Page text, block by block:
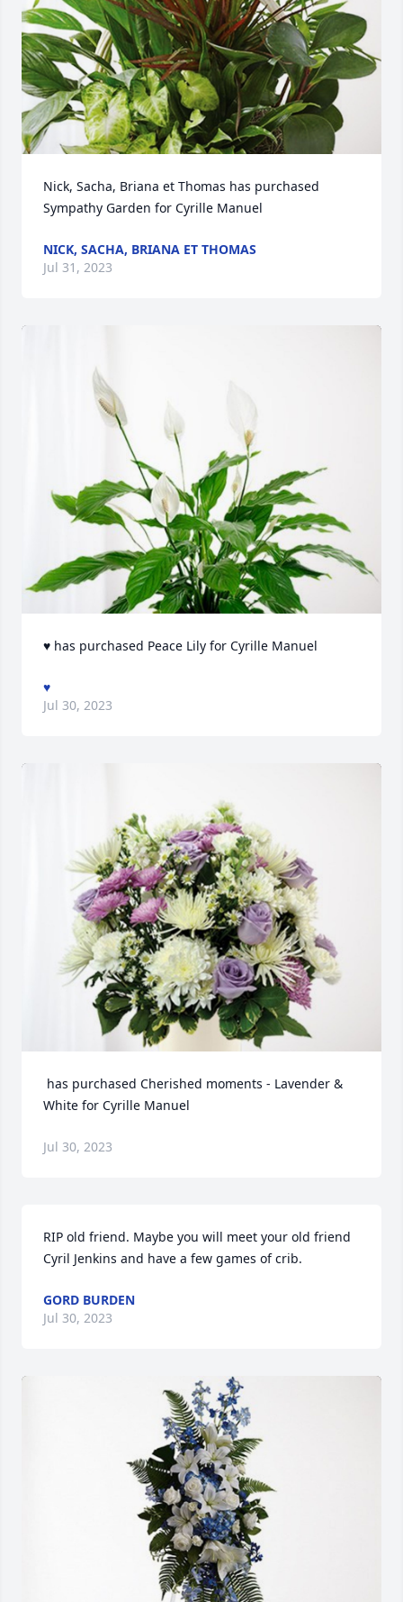
Nick, Sacha, Briana et Thomas has purchased
Sympathy Garden for Cyrille Manuel
NICK, SACHA, BRIANA ET THOMAS
Jul 31, 2023
♥ has purchased Peace Lily for Cyrille Manuel
♥
Jul 30, 2023
White for Cyrille Manuel
Jul 30, 2023
RIP old friend. Maybe you will meet your old friend
Cyril Jenkins and have a few games of crib.
GORD BURDEN
Jul 30, 2023